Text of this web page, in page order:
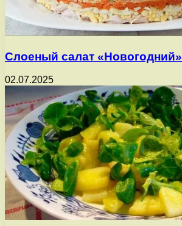
Слоеный салат «Новогодний»
02.07.2025